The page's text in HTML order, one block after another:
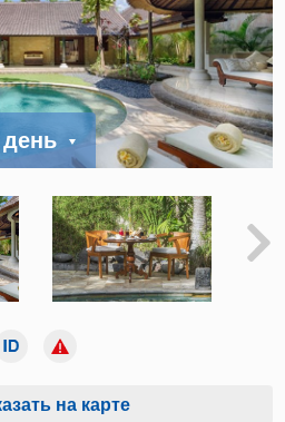
на карте